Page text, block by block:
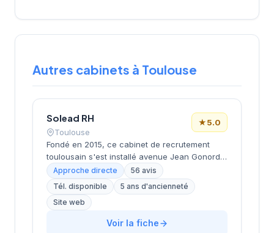
Autres cabinets à Toulouse
Solead RH
Toulouse
★5.0
Fondé en 2015, ce cabinet de recrutement
toulousain s'est installé avenue Jean Gonord
dans le secteur dynamique de la ville rose.
Dirigé par Medard, il s'appuie sur une
expertise de près de 10 ans pour
accompagner entreprises et candidats dans
leurs projets de recrutement. La structure
affiche une excellente réputation avec une
Approche directe
56 avis
Tél. disponible
5 ans d'ancienneté
Site web
Voir la fiche